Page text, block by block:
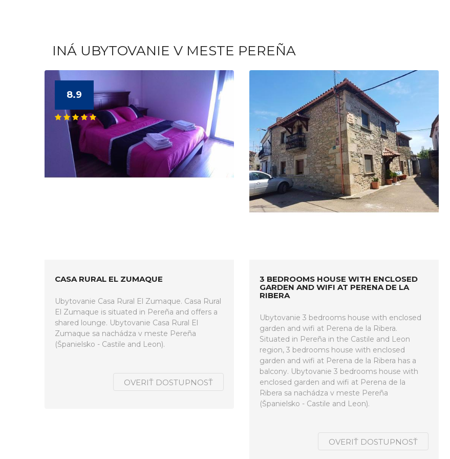
INÁ UBYTOVANIE V MESTE PEREÑA
8.9
CASA RURAL EL ZUMAQUE
Ubytovanie Casa Rural El Zumaque. Casa Rural
El Zumaque is situated in Pereña and offers a
shared lounge. Ubytovanie Casa Rural El
Zumaque sa nachádza v meste Pereña
(Španielsko - Castile and Leon).
OVERIŤ DOSTUPNOSŤ
3 BEDROOMS HOUSE WITH ENCLOSED
GARDEN AND WIFI AT PERENA DE LA
RIBERA
Ubytovanie 3 bedrooms house with enclosed
garden and wifi at Perena de la Ribera.
Situated in Pereña in the Castile and Leon
region, 3 bedrooms house with enclosed
garden and wifi at Perena de la Ribera has a
balcony. Ubytovanie 3 bedrooms house with
enclosed garden and wifi at Perena de la
Ribera sa nachádza v meste Pereña
(Španielsko - Castile and Leon).
OVERIŤ DOSTUPNOSŤ